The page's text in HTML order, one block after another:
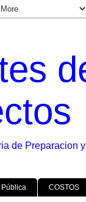
de Preparacion
COSTOS